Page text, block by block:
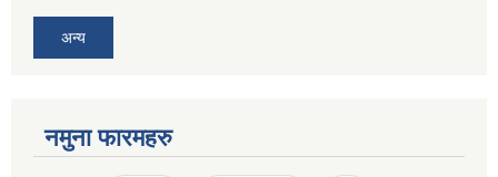
अन्य
नमुना फारमहरु